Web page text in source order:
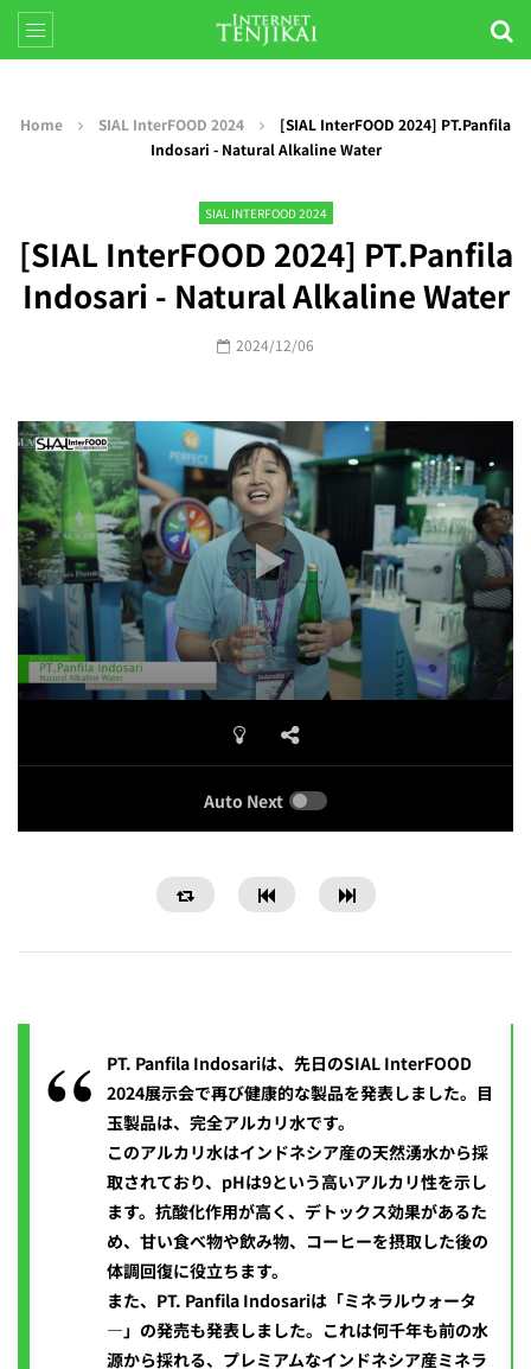
Home SIAL InterFOOD 2024
[SIAL InterFOOD 2024] PT.Panfila
Indosari - Natural Alkaline Water
SIAL INTERFOOD 2024
[SIAL InterFOOD 2024] PT.Panfila
Indosari - Natural Alkaline Water
2024/12/06
Auto Next
PT. Panfila Indosariは、先日のSIAL InterFOOD
2024展示会で再び健康的な製品を発表しました。目
玉製品は、完全アルカリ水です。
このアルカリ水はインドネシア産の天然湧水から採
取されており、pHは9という高いアルカリ性を示し
ます。抗酸化作用が高く、デトックス効果があるた
め、甘い食べ物や飲み物、コーヒーを摂取した後の
体調回復に役立ちます。
また、PT. Panfila Indosariは「ミネラルウォータ
―」の発売も発表しました。これは何千年も前の水
源から採れる、プレミアムなインドネシア産ミネラ